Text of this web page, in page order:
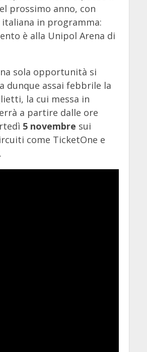
prossimo anno, con
italiana in programma:
è alla Unipol Arena di
sola opportunità si
dunque assai febbrile la
la cui messa in
a partire dalle ore
5 novembre sui
come TicketOne e